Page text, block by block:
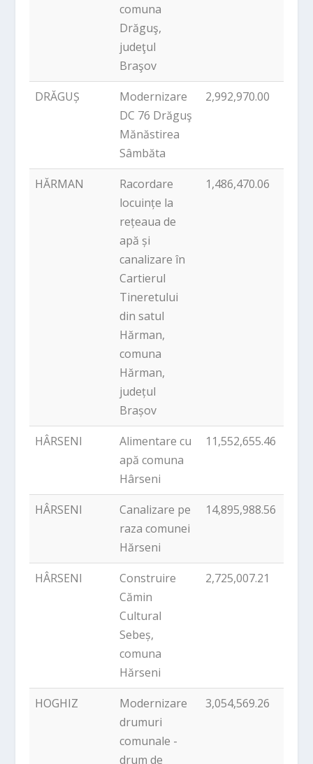
comuna
Drăguş,
judeţul
Braşov
DRĂGUȘ
Modernizare
DC 76 Drăguş
Mănăstirea
Sâmbăta
2,992,970.00
HĂRMAN
Racordare
locuințe la
rețeaua de
apă și
canalizare în
Cartierul
Tineretului
din satul
Hărman,
comuna
Hărman,
județul
Brașov
1,486,470.06
HÂRSENI
Alimentare cu
apă comuna
Hârseni
11,552,655.46
HÂRSENI
Canalizare pe
raza comunei
Hărseni
14,895,988.56
HÂRSENI
Construire
Cămin
Cultural
Sebeș,
comuna
Hărseni
2,725,007.21
HOGHIZ
Modernizare
drumuri
comunale -
drum de
3,054,569.26